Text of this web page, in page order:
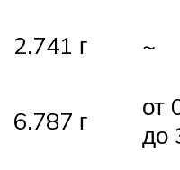
2.741 г ~
6.787 г
от
до